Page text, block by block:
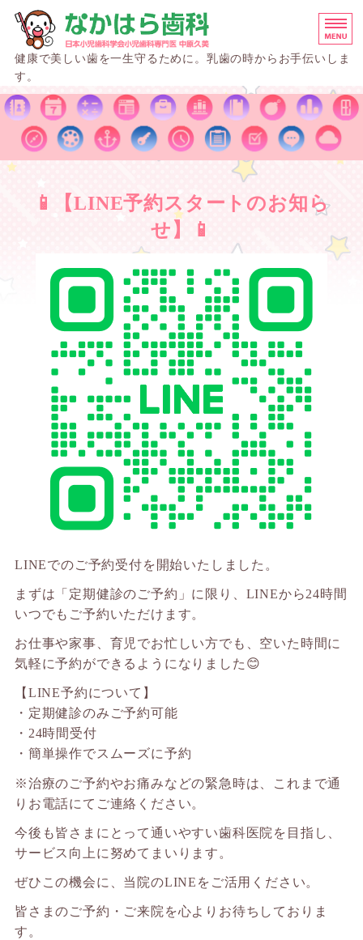
なかはら歯科 名古屋
健康で美しい歯を一生守るために。乳歯の時からお手伝いしま
す。
施設基準
小児歯科
📱【LINE予約スタートのお知ら
せ】📱
LINEでのご予約受付を開始いたしました。
まずは「定期健診のご予約」に限り、LINEから24時間
いつでもご予約いただけます。
お仕事や家事、育児でお忙しい方でも、空いた時間に
気軽に予約ができるようになりました😊
【LINE予約について】
・定期健診のみご予約可能
・24時間受付
・簡単操作でスムーズに予約
※治療のご予約やお痛みなどの緊急時は、これまで通
りお電話にてご連絡ください。
今後も皆さまにとって通いやすい歯科医院を目指し、
サービス向上に努めてまいります。
ぜひこの機会に、当院のLINEをご活用ください。
皆さまのご予約・ご来院を心よりお待ちしておりま
す。